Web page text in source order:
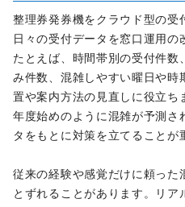
整理券発券機をクラウド型の受
日々の受付データを窓口運用の
たとえば、時間帯別の受付件
み件数、混雑しやすい曜日や時
置や案内方法の見直しに役立ち
年度始めのように混雑が予測さ
タをもとに対策を立てることが
従来の経験や感覚だけに頼った
とずれることがあります。リ